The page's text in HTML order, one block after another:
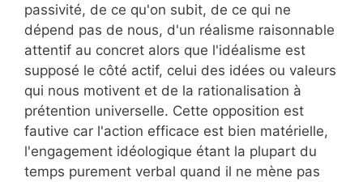
passivité, de ce qu'on subit, de ce qui ne
dépend pas de nous, d'un réalisme raisonnable
attentif au concret alors que l'idéalisme est
supposé le côté actif, celui des idées ou valeurs
qui nous motivent et de la rationalisation à
prétention universelle. Cette opposition est
fautive car l'action efficace est bien matérielle,
l'engagement idéologique étant la plupart du
temps purement verbal quand il ne mène pas